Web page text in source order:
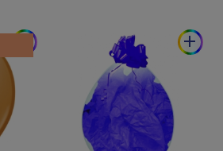
add add